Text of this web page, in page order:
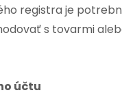
registra je
s tovarmi
účtu